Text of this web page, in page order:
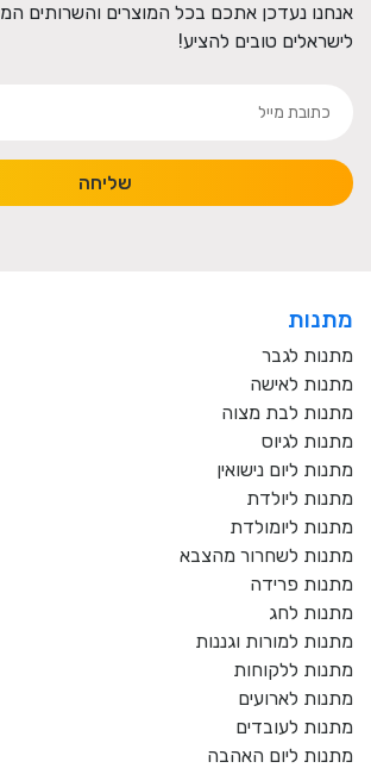
אנחנו נעדכן אתכם בכל המוצרים והשרותים
לישראלים טובים להציע!
שליחה
מתנות
מתנות לגבר
מתנות לאישה
מתנות לבת מצוה
מתנות לגיוס
מתנות ליום נישואין
מתנות ליולדת
מתנות ליומולדת
מתנות לשחרור מהצבא
מתנות פרידה
מתנות לחג
מתנות למורות וגננות
מתנות ללקוחות
מתנות לארועים
מתנות לעובדים
מתנות ליום האהבה